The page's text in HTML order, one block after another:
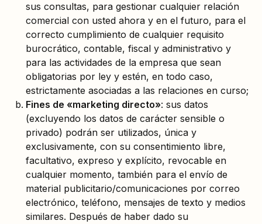
sus consultas, para gestionar cualquier relación
comercial con usted ahora y en el futuro, para el
correcto cumplimiento de cualquier requisito
burocrático, contable, fiscal y administrativo y
para las actividades de la empresa que sean
obligatorias por ley y estén, en todo caso,
estrictamente asociadas a las relaciones en curso;
Fines de «marketing directo»: sus datos
(excluyendo los datos de carácter sensible o
privado) podrán ser utilizados, única y
exclusivamente, con su consentimiento libre,
facultativo, expreso y explícito, revocable en
cualquier momento, también para el envío de
material publicitario/comunicaciones por correo
electrónico, teléfono, mensajes de texto y medios
similares. Después de haber dado su